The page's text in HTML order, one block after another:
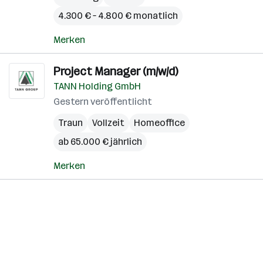
4.300 € – 4.800 € monatlich
Merken
Project Manager (m/w/d)
TANN Holding GmbH
Gestern veröffentlicht
Traun
Vollzeit
Homeoffice
ab 65.000 € jährlich
Merken